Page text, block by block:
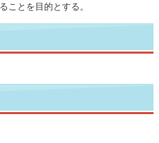
ことを目的とする。